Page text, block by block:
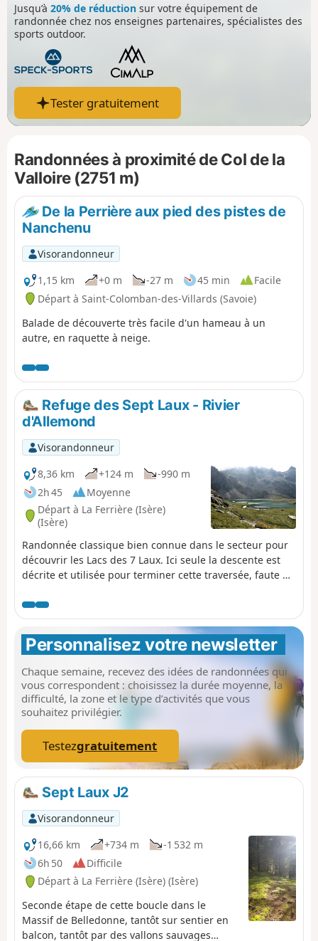
Jusqu’à 20% de réduction sur votre équipement de
randonnée chez nos enseignes partenaires, spécialistes des
sports outdoor.
Tester gratuitement
Randonnées à proximité de Col de la
Valloire (2751 m)
De la Perrière aux pied des pistes de
Nanchenu
Visorandonneur
1,15 km
+0 m -27 m 45 min
Facile
Départ à Saint-Colomban-des-Villards (Savoie)
Balade de découverte très facile d'un hameau à un
autre, en raquette à neige.
Refuge des Sept Laux - Rivier
d'Allemond
Visorandonneur
8,36 km
+124 m
-990 m
2h 45
Moyenne
Départ à La Ferrière (Isère)
(Isère)
Randonnée classique bien connue dans le secteur pour
découvrir les Lacs des 7 Laux. Ici seule la descente est
décrite et utilisée pour terminer cette traversée, faute de
Personnalisez votre newsletter
Chaque semaine, recevez des idées de randonnées qui
vous correspondent : choisissez la durée moyenne, la
difficulté, la zone et le type d’activités que vous
souhaitez privilégier.
Testezgratuitement
Sept Laux J2
Visorandonneur
16,66 km
+734 m
-1 532 m
6h 50
Difficile
Départ à La Ferrière (Isère) (Isère)
Seconde étape de cette boucle dans le
Massif de Belledonne, tantôt sur sentier en
balcon, tantôt par des vallons sauvages